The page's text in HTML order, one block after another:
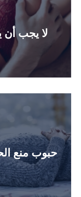
لا يجب أن
حبوب منع